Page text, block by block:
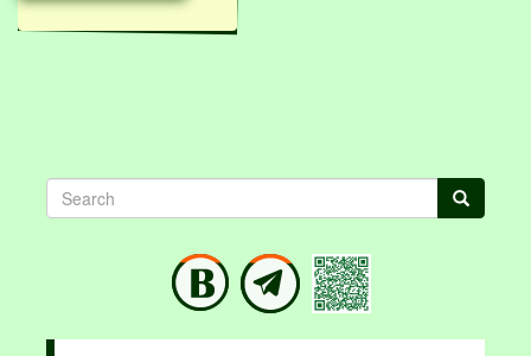
Search Search